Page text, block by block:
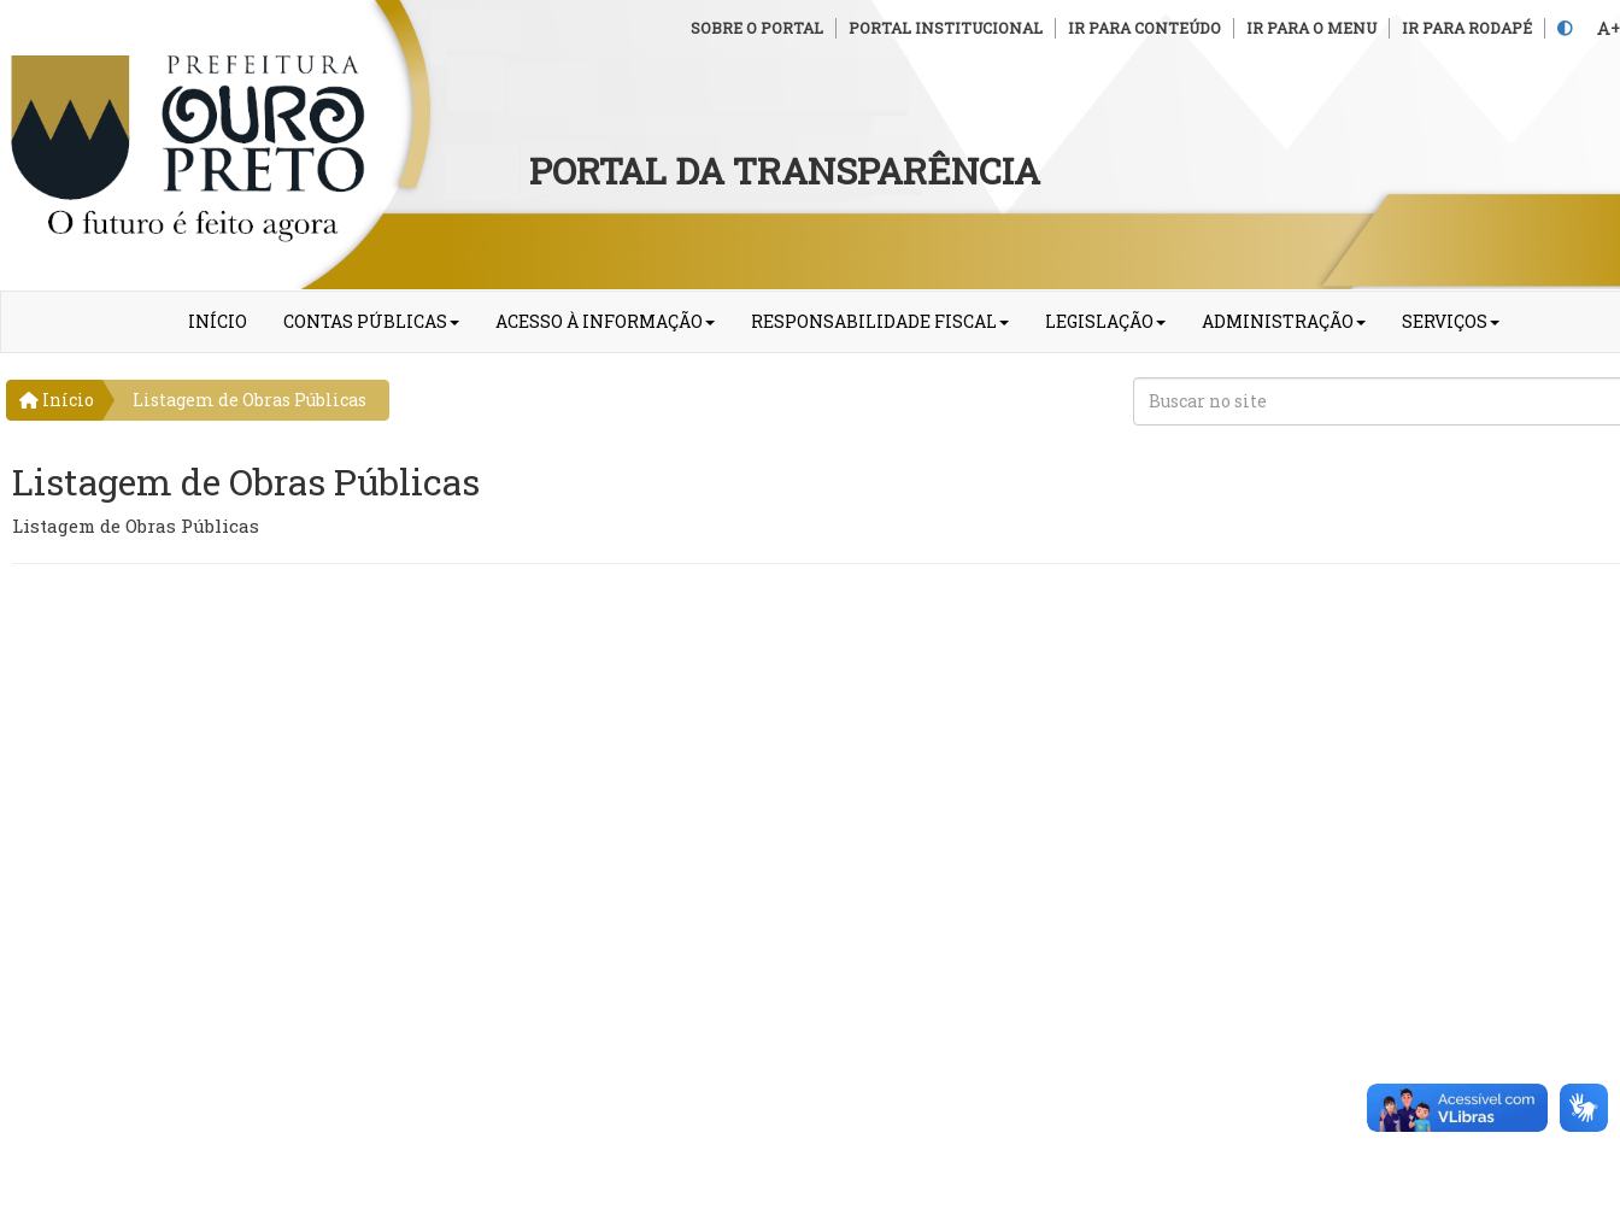
SOBRE O PORTAL PORTAL INSTITUCIONAL IR PARA CONTEÚDO IR PARA O MENU IR PARA RODAPÉ +
PORTAL DA TRANSPARÊNCIA
INÍCIO CONTAS PÚBLICAS ACESSO À INFORMAÇÃO RESPONSABILIDADE FISCAL LEGISLAÇÃO ADMINISTRAÇÃO SERVIÇOS
Início Listagem de Obras Públicas
Listagem de Obras Públicas
Listagem de Obras Públicas